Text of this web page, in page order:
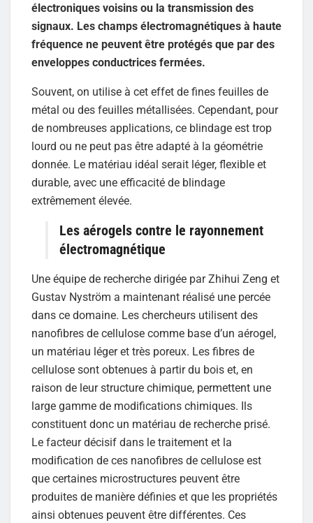
électroniques voisins ou la transmission des
signaux. Les champs électromagnétiques à haute
fréquence ne peuvent être protégés que par des
enveloppes conductrices fermées.
Souvent, on utilise à cet effet de fines feuilles de
métal ou des feuilles métallisées. Cependant, pour
de nombreuses applications, ce blindage est trop
lourd ou ne peut pas être adapté à la géométrie
donnée. Le matériau idéal serait léger, flexible et
durable, avec une efficacité de blindage
extrêmement élevée.
Les aérogels contre le rayonnement
électromagnétique
Une équipe de recherche dirigée par Zhihui Zeng et
Gustav Nyström a maintenant réalisé une percée
dans ce domaine. Les chercheurs utilisent des
nanofibres de cellulose comme base d’un aérogel,
un matériau léger et très poreux. Les fibres de
cellulose sont obtenues à partir du bois et, en
raison de leur structure chimique, permettent une
large gamme de modifications chimiques. Ils
constituent donc un matériau de recherche prisé.
Le facteur décisif dans le traitement et la
modification de ces nanofibres de cellulose est
que certaines microstructures peuvent être
produites de manière définies et que les propriétés
ainsi obtenues peuvent être différentes. Ces